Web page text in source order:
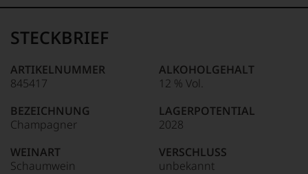
STECKBRIEF
ARTIKELNUMMER
845417
BEZEICHNUNG
Champagner
WEINART
Schaumwein
ALKOHOLGEHALT
12 % Vol.
LAGERPOTENTIAL
2028
VERSCHLUSS
unbekannt